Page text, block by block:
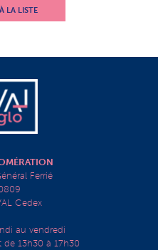
LA LISTE
Ferrié
Cedex
au vendredi
13h30 à 17h30